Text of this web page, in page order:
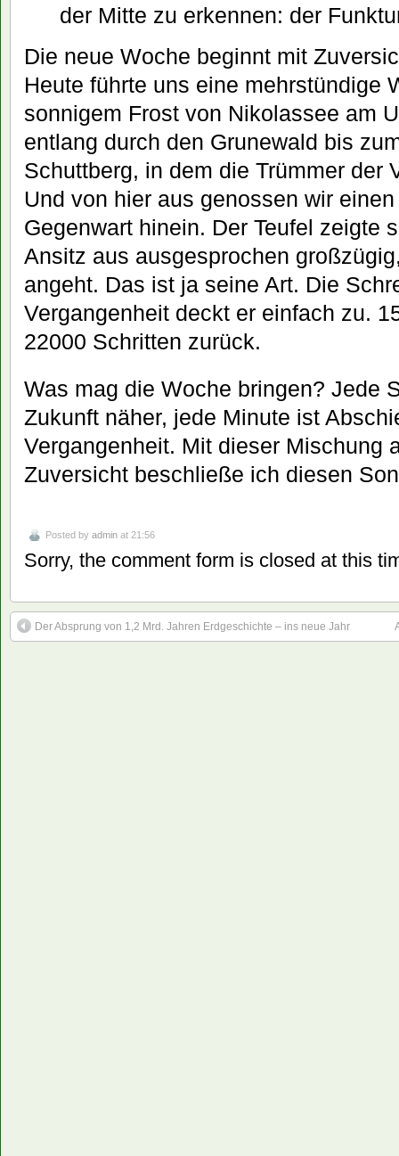
der Mitte zu erkennen: der
Die neue Woche beginnt mit
Heute führte uns eine mehrstündige
sonnigem Frost von Nikolassee am
entlang durch den Grunewald bis
Schuttberg, in dem die Trümmer der
Und von hier aus genossen wir
Gegenwart hinein. Der Teufel zeigte
Ansitz aus ausgesprochen
angeht. Das ist ja seine Art. Die
Vergangenheit deckt er einfach zu.
22000 Schritten zurück.
Was mag die Woche bringen? Jede
Zukunft näher, jede Minute ist
Vergangenheit. Mit dieser Mischung
Zuversicht beschließe ich diesen
Posted by admin at 21:56
Sorry, the comment form is closed at this
Der Absprung von 1,2 Mrd. Jahren Erdgeschichte – ins neue Jahr